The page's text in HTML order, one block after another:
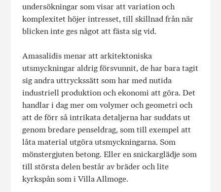
undersökningar som visar att variation och
komplexitet höjer intresset, till skillnad från när
blicken inte ges något att fästa sig vid.
Amasalidis menar att arkitektoniska
utsmyckningar aldrig försvunnit, de har bara tagit
sig andra uttryckssätt som har med nutida
industriell produktion och ekonomi att göra. Det
handlar i dag mer om volymer och geometri och
att de förr så intrikata detaljerna har suddats ut
genom bredare penseldrag, som till exempel att
låta material utgöra utsmyckningarna. Som
mönstergjuten betong. Eller en snickarglädje som
till största delen består av bräder och lite
kyrkspån som i Villa Allmoge.